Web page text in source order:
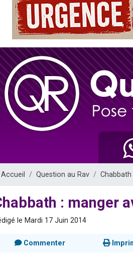
Eva
4
3
2
2
Accueil Question au Rav Chabbath
: manger
le Mardi 17 Juin 2014
Commenter